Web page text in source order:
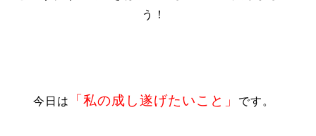
う！
今日は 「私の成し遂げたいこと」 です。